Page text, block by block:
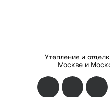
Утепление и
Москве и